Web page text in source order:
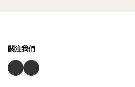
關注我們